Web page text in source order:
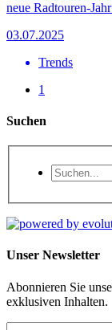
neue Radtouren-
03.07.2025
Trends
1
Suchen
Unser Newsletter
Abonnieren Sie
exklusiven Inhalten.